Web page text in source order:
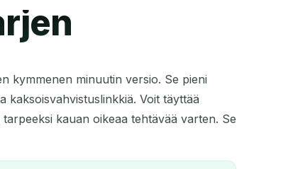
kymmenen minuutin versio. Se pieni
kaksoisvahvistuslinkkiä. Voit täyttää
kauan oikeaa tehtävää varten. Se